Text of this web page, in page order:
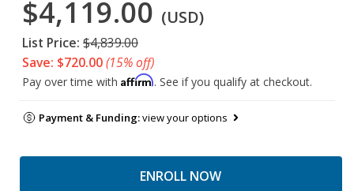
$4,119.00 (USD)
List Price: $4,839.00
Save: $720.00(15% off)
Pay over time with Affirm. See if you qualify at checkout.
Payment & Funding:view your options
ENROLL NOW